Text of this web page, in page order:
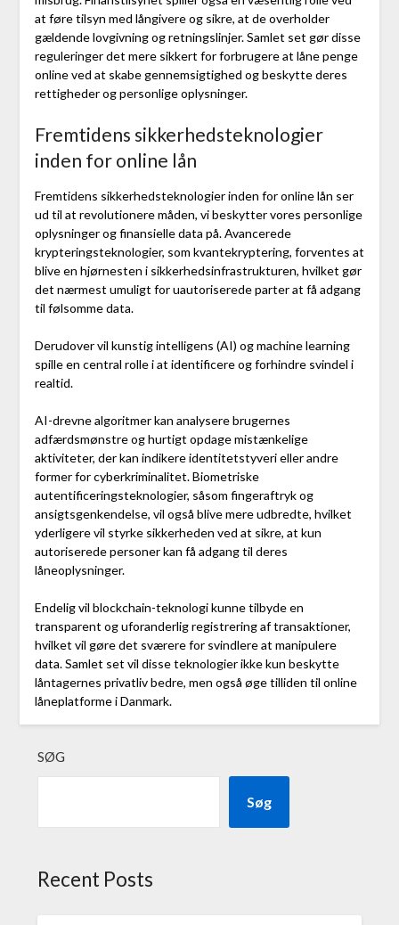
at føre tilsyn med långivere og sikre, at de overholder
gældende lovgivning og retningslinjer. Samlet set gør disse
reguleringer det mere sikkert for forbrugere at låne penge
online ved at skabe gennemsigtighed og beskytte deres
rettigheder og personlige oplysninger.
Fremtidens sikkerhedsteknologier
inden for online lån
Fremtidens sikkerhedsteknologier inden for online lån ser
ud til at revolutionere måden, vi beskytter vores personlige
oplysninger og finansielle data på. Avancerede
krypteringsteknologier, som kvantekryptering, forventes at
blive en hjørnesten i sikkerhedsinfrastrukturen, hvilket gør
det nærmest umuligt for uautoriserede parter at få adgang
til følsomme data.
Derudover vil kunstig intelligens (AI) og machine learning
spille en central rolle i at identificere og forhindre svindel i
realtid.
AI-drevne algoritmer kan analysere brugernes
adfærdsmønstre og hurtigt opdage mistænkelige
aktiviteter, der kan indikere identitetstyveri eller andre
former for cyberkriminalitet. Biometriske
autentificeringsteknologier, såsom fingeraftryk og
ansigtsgenkendelse, vil også blive mere udbredte, hvilket
yderligere vil styrke sikkerheden ved at sikre, at kun
autoriserede personer kan få adgang til deres
låneoplysninger.
Endelig vil blockchain-teknologi kunne tilbyde en
transparent og uforanderlig registrering af transaktioner,
hvilket vil gøre det sværere for svindlere at manipulere
data. Samlet set vil disse teknologier ikke kun beskytte
låntagernes privatliv bedre, men også øge tilliden til online
låneplatforme i Danmark.
SØG
Søg
Recent Posts